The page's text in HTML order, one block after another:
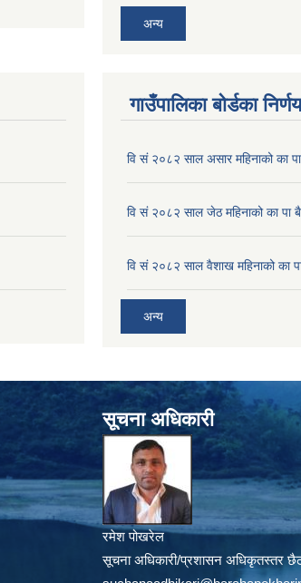
अन्य
गाउँपालिका बोर्डका
वि सं २०८२ साल असार महिनाको का
वि सं २०८२ साल जेठ महिनाको का पा
वि सं २०८२ साल वैशाख महिनाको का
अन्य
सूचना अधिकारी
रमेश पोखरेल
सूचना अधिकारी/प्रशासन अधिकृतस्तर